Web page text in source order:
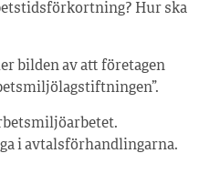
Hur ska
bilden av att företagen
i avtalsförhandlingarna.